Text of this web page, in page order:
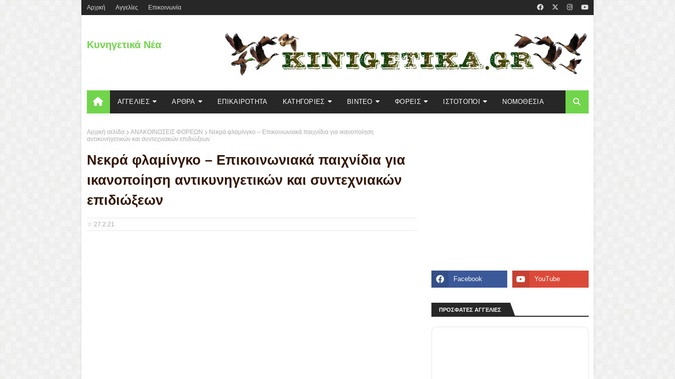
Aρχική Αγγελίες Επικοινωνία
Κυνηγετικά Νέα
ΑΓΓΕΛΙΕΣ ΑΡΘΡΑ ΕΠΙΚΑΙΡΟΤΗΤΑ KΑΤΗΓΟΡΙΕΣ ΒΙΝΤΕΟ ΦΟΡΕΙΣ ΙΣΤΟΤΟΠΟΙ ΝΟΜΟΘΕΣΙΑ
Αρχική σελίδα ΑΝΑΚΟΙΝΩΣΕΙΣ ΦΟΡΕΩΝ
Νεκρά φλαμίνγκο – Επικοινωνιακά παιχνίδια για ικανοποίηση
αντικυνηγετικών και συντεχνιακών επιδιώξεων
Νεκρά φλαμίνγκο – Επικοινωνιακά παιχνίδια για
ικανοποίηση αντικυνηγετικών και συντεχνιακών
επιδιώξεων
☆ 27.2.21
ΠΡΟΣΦΑΤΕΣ ΑΓΓΕΛΙΕΣ